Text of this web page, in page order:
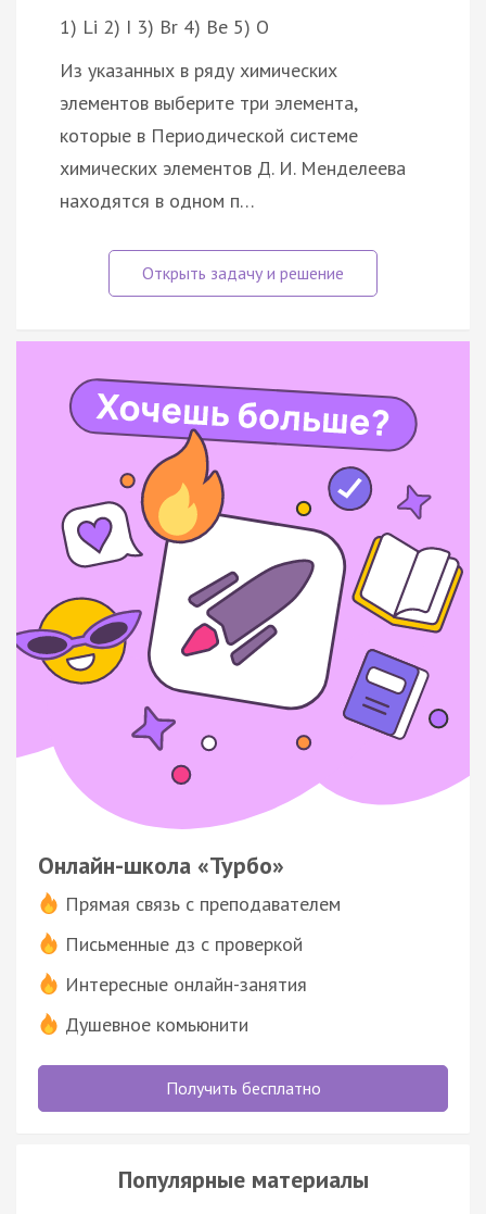
1) Li 2) I 3) Br 4) Be 5) O
Из указанных в ряду химических
элементов выберите три элемента,
которые в Периодической системе
химических элементов Д. И. Менделеева
находятся в одном п…
Онлайн-школа «Турбо»
Прямая связь с преподавателем
Письменные дз с проверкой
Интересные онлайн-занятия
Душевное комьюнити
Получить бесплатно
Популярные материалы